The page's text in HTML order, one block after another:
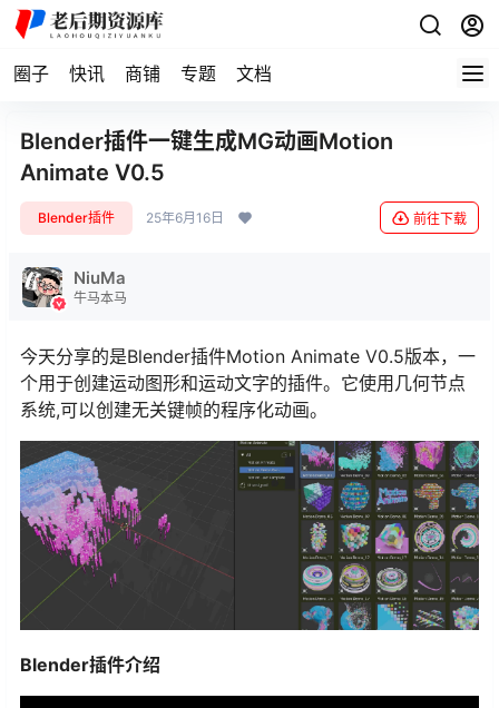
圈子 快讯 商铺 专题 文档
Blender插件一键生成MG动画Motion
Animate V0.5
Blender插件 25年6月16日 前往下载
NiuMa
牛马本马
今天分享的是Blender插件Motion Animate V0.5版本，一
个用于创建运动图形和运动文字的插件。它使用几何节点
系统,可以创建无关键帧的程序化动画。
Blender插件介绍